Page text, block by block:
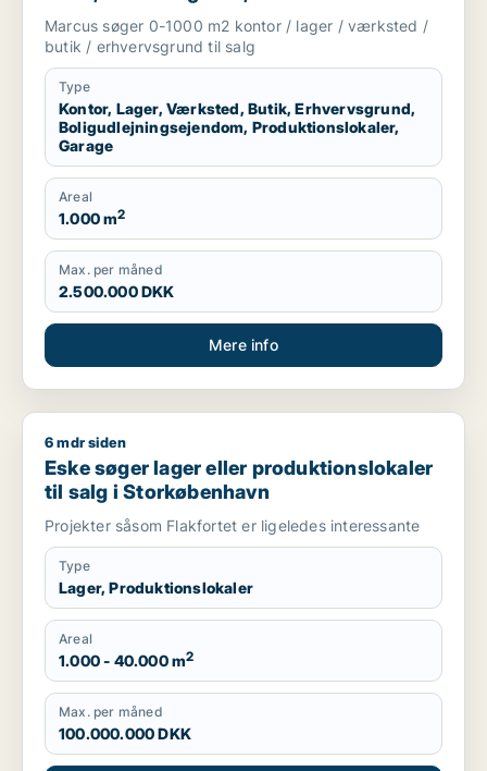
boligudlejningsejendom,
produktionslokaler eller garage til salg i
Storkøbenhavn
Marcus søger 0-1000 m2 kontor / lager / værksted /
butik / erhvervsgrund til salg
Type
Kontor, Lager, Værksted, Butik, Erhvervsgrund,
Boligudlejningsejendom, Produktionslokaler,
Garage
Areal
1.000 m2
Max. per måned
2.500.000 DKK
Mere info
Eske søger lager eller produktionslokaler til salg i
6 mdr siden
Eske søger lager eller produktionslokaler
til salg i Storkøbenhavn
Projekter såsom Flakfortet er ligeledes interessante
Type
Lager, Produktionslokaler
Areal
1.000 - 40.000 m2
Max. per måned
100.000.000 DKK